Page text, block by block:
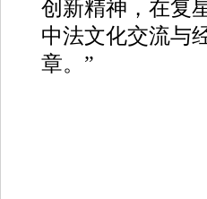
创新精神，在复
中法文化交流与
章。”